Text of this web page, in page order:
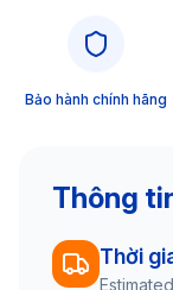
Bảo hành chính hãng
Thông
Thời